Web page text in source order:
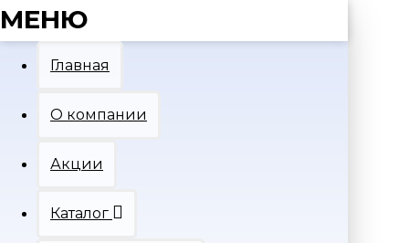
МЕНЮ
Главная
О компании
Акции
Каталог